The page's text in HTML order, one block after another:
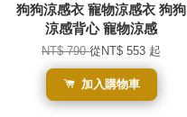
狗狗涼感衣 寵物涼感衣 狗狗
涼感背心 寵物涼感
NT$ 790從NT$ 553 起
加入購物車